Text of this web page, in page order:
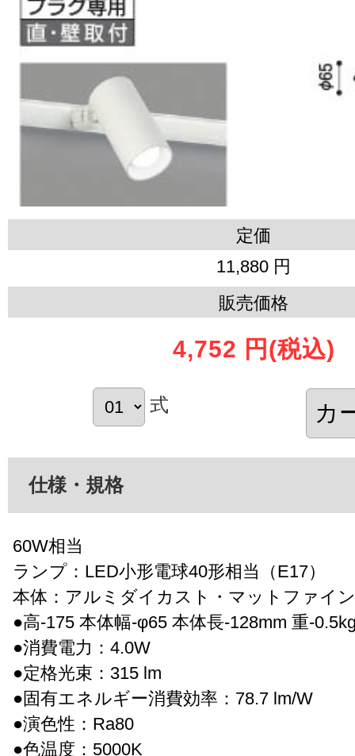
定価
11,880 円
販売価格
4,752 円 (税込)
式
仕様・規格
60W相当
ランプ：LED小形電球40形相当（E17）
本体：アルミダイカスト・マットファイ
●高-175 本体幅-φ65 本体長-128mm 重-
●消費電力：4.0W
●定格光束：315 lm
●固有エネルギー消費効率：78.7 lm/W
●演色性：Ra80
●色温度：5000K